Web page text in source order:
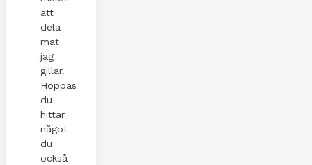
att
dela
mat
jag
gillar.
Hoppas
du
hittar
något
du
också